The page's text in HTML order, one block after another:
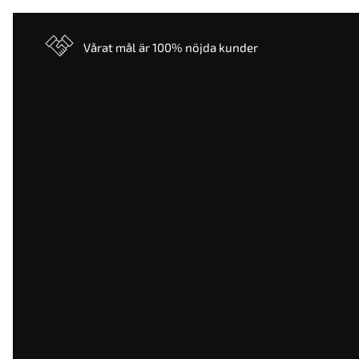
Vårat mål är 100% nöjda kunder